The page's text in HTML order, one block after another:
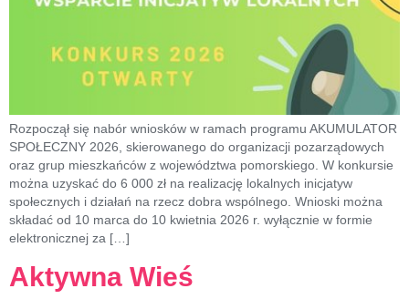
Rozpoczął się nabór wniosków w ramach programu AKUMULATOR
SPOŁECZNY 2026, skierowanego do organizacji pozarządowych
oraz grup mieszkańców z województwa pomorskiego. W konkursie
można uzyskać do 6 000 zł na realizację lokalnych inicjatyw
społecznych i działań na rzecz dobra wspólnego. Wnioski można
składać od 10 marca do 10 kwietnia 2026 r. wyłącznie w formie
elektronicznej za […]
Aktywna Wieś